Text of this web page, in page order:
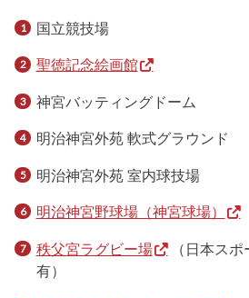
国立競技場
聖徳記念絵画館
神宮バッティングドーム
明治神宮外苑 軟式グラウンド
明治神宮外苑 室内球技場
明治神宮野球場（神宮球場）
秩父宮ラグビー場
（日本ス
有）